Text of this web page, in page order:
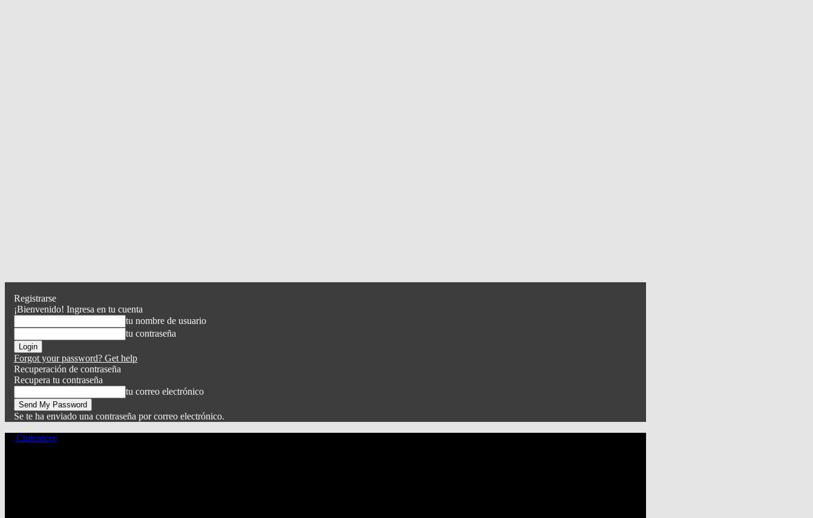
Registrarse
¡Bienvenido! Ingresa en tu cuenta
tu nombre de usuario
tu contraseña
Forgot your password? Get help
Recuperación de contraseña
Recupera tu contraseña
tu correo electrónico
Se te ha enviado una contraseña por correo electrónico.
Chilenieve